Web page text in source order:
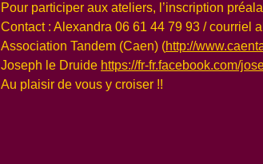
Pour participer aux ateliers, l’inscription
Contact : Alexandra 06 61 44 79 93 / courriel
Association Tandem (Caen) (http://
Joseph le Druide https://fr-fr.facebook.com/
Au plaisir de vous y croiser !!